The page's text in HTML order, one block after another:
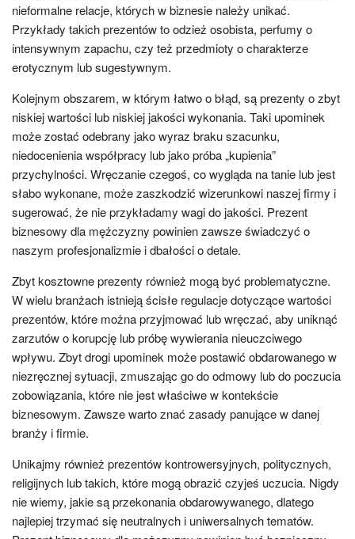
nieformalne relacje, których w biznesie należy unikać.
Przykłady takich prezentów to odzież osobista, perfumy o
intensywnym zapachu, czy też przedmioty o charakterze
erotycznym lub sugestywnym.
Kolejnym obszarem, w którym łatwo o błąd, są prezenty o zbyt
niskiej wartości lub niskiej jakości wykonania. Taki upominek
może zostać odebrany jako wyraz braku szacunku,
niedocenienia współpracy lub jako próba „kupienia”
przychylności. Wręczanie czegoś, co wygląda na tanie lub jest
słabo wykonane, może zaszkodzić wizerunkowi naszej firmy i
sugerować, że nie przykładamy wagi do jakości. Prezent
biznesowy dla mężczyzny powinien zawsze świadczyć o
naszym profesjonalizmie i dbałości o detale.
Zbyt kosztowne prezenty również mogą być problematyczne.
W wielu branżach istnieją ścisłe regulacje dotyczące wartości
prezentów, które można przyjmować lub wręczać, aby uniknąć
zarzutów o korupcję lub próbę wywierania nieuczciwego
wpływu. Zbyt drogi upominek może postawić obdarowanego w
niezręcznej sytuacji, zmuszając go do odmowy lub do poczucia
zobowiązania, które nie jest właściwe w kontekście
biznesowym. Zawsze warto znać zasady panujące w danej
branży i firmie.
Unikajmy również prezentów kontrowersyjnych, politycznych,
religijnych lub takich, które mogą obrazić czyjeś uczucia. Nigdy
nie wiemy, jakie są przekonania obdarowywanego, dlatego
najlepiej trzymać się neutralnych i uniwersalnych tematów.